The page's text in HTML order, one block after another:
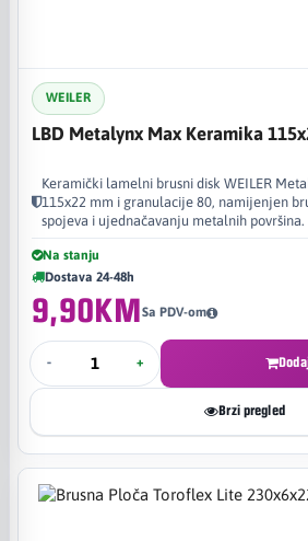
WEILER
LBD Metalynx Max Keramika
Keramički lamelni brusni disk WEILER
115x22 mm i granulacije 80, namijenjen
spojeva i ujednačavanju metalnih površina.
Na stanju
Dostava 24-48h
9,90KMSa PDV-om
- +
Brzi pregled